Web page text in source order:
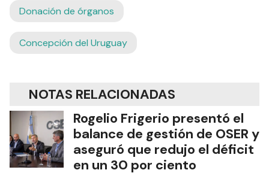
Donación de órganos
Concepción del Uruguay
NOTAS RELACIONADAS
Rogelio Frigerio presentó el
balance de gestión de OSER y
aseguró que redujo el déficit
en un 30 por ciento